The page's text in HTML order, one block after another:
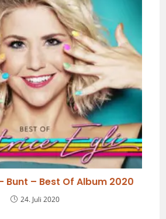
Bunt – Best Of Album 2020
24. Juli 2020